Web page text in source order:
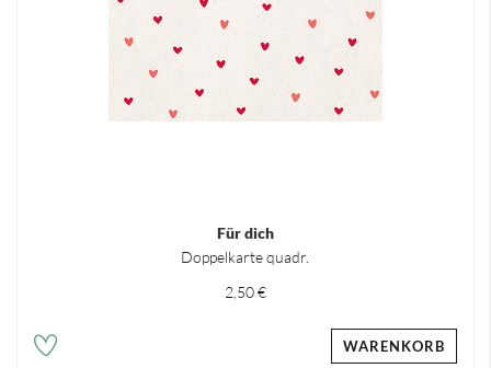
Für dich
Doppelkarte quadr.
2,50 €
WARENKORB